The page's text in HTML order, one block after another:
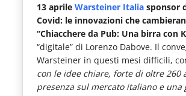
del
Food
Service
e
tutte
13 aprile Warsteiner Italia sponsor
Covid: le innovazioni che
“Chiacchere da Pub: Una birra con
“digitale” di Lorenzo Dabove. Il
Warsteiner in questi mesi difficili,
con le idee chiare, forte di oltre 260
presenza sul mercato italiano e